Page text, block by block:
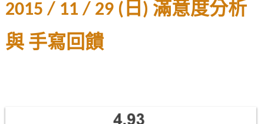
2015 / 11 / 29 (日) 滿意度分析
與 手寫回饋